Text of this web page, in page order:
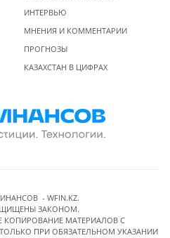
ИНТЕРВЬЮ
МНЕНИЯ И КОММЕНТАРИИ
ПРОГНОЗЫ
КАЗАХСТАН В ЦИФРАХ
- WFIN.KZ.
ЗАКОНОМ.
МАТЕРИАЛОВ C
ПРИ ОБЯЗАТЕЛЬНОМ УКАЗАНИИ